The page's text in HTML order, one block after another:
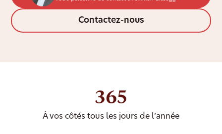
Contactez-nous
365
À vos côtés tous les jours de l’année